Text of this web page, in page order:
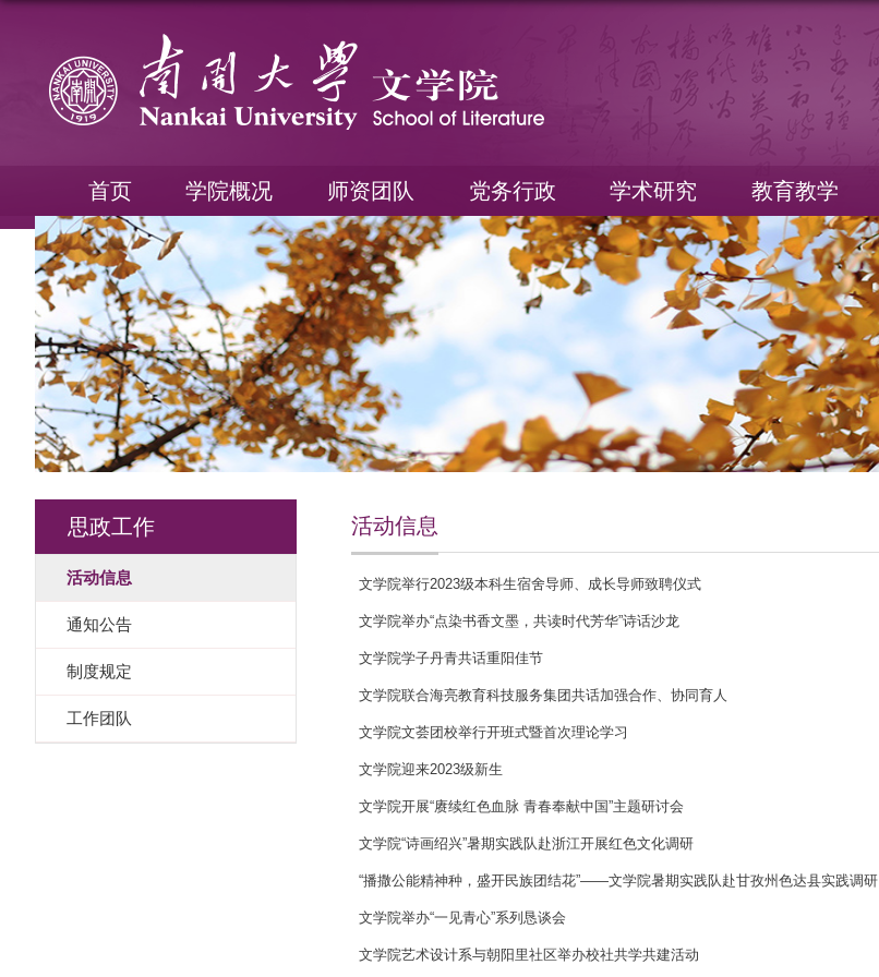
首页 学院概况 师资团队 党务行政 学术研究 教育教学
思政工作
活动信息
通知公告
制度规定
工作团队
活动信息
文学院举行2023级本科生宿舍导师、成长导师致聘仪式
文学院举办“点染书香文墨，共读时代芳华”诗话沙龙
文学院学子丹青共话重阳佳节
文学院联合海亮教育科技服务集团共话加强合作、协同育人
文学院文荟团校举行开班式暨首次理论学习
文学院迎来2023级新生
文学院开展“赓续红色血脉 青春奉献中国”主题研讨会
文学院“诗画绍兴”暑期实践队赴浙江开展红色文化调研
“播撒公能精神种，盛开民族团结花”——文学院暑期实践队赴甘孜州色达县实践调研
文学院举办“一见青心”系列恳谈会
文学院艺术设计系与朝阳里社区举办校社共学共建活动